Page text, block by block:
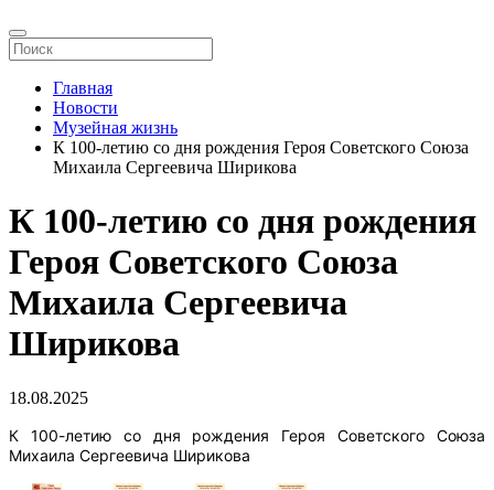
Главная
Новости
Музейная жизнь
К 100-летию со дня рождения Героя Советского Союза
Михаила Сергеевича Ширикова
К 100-летию со дня рождения
Героя Советского Союза
Михаила Сергеевича
Ширикова
18.08.2025
К 100-летию со дня рождения Героя Советского Союза
Михаила Сергеевича Ширикова